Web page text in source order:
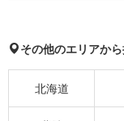
その他のエリアか
北海道